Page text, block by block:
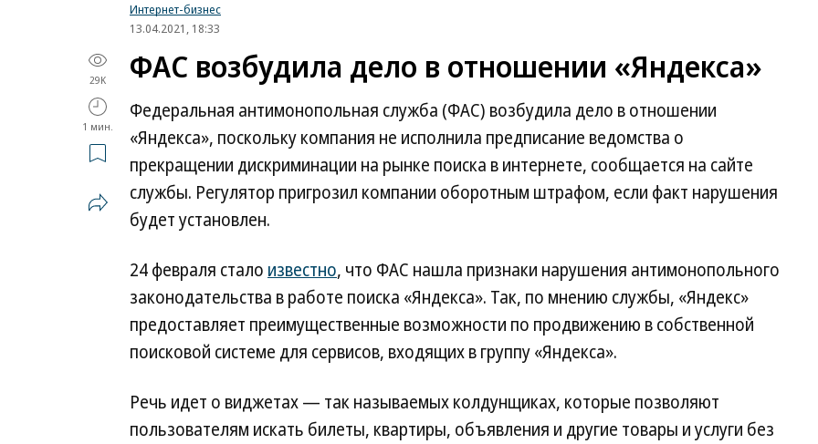
Интернет-бизнес
13.04.2021, 18:33
29K
1 мин.
ФАС возбудила дело в отношении «Яндекса»
Федеральная антимонопольная служба (ФАС) возбудила дело в отношении
«Яндекса», поскольку компания не исполнила предписание ведомства о
прекращении дискриминации на рынке поиска в интернете, сообщается на сайте
службы. Регулятор пригрозил компании оборотным штрафом, если факт нарушения
будет установлен.
24 февраля стало известно, что ФАС нашла признаки нарушения антимонопольного
законодательства в работе поиска «Яндекса». Так, по мнению службы, «Яндекс»
предоставляет преимущественные возможности по продвижению в собственной
поисковой системе для сервисов, входящих в группу «Яндекса».
Речь идет о виджетах — так называемых колдунщиках, которые позволяют
пользователям искать билеты, квартиры, объявления и другие товары и услуги без